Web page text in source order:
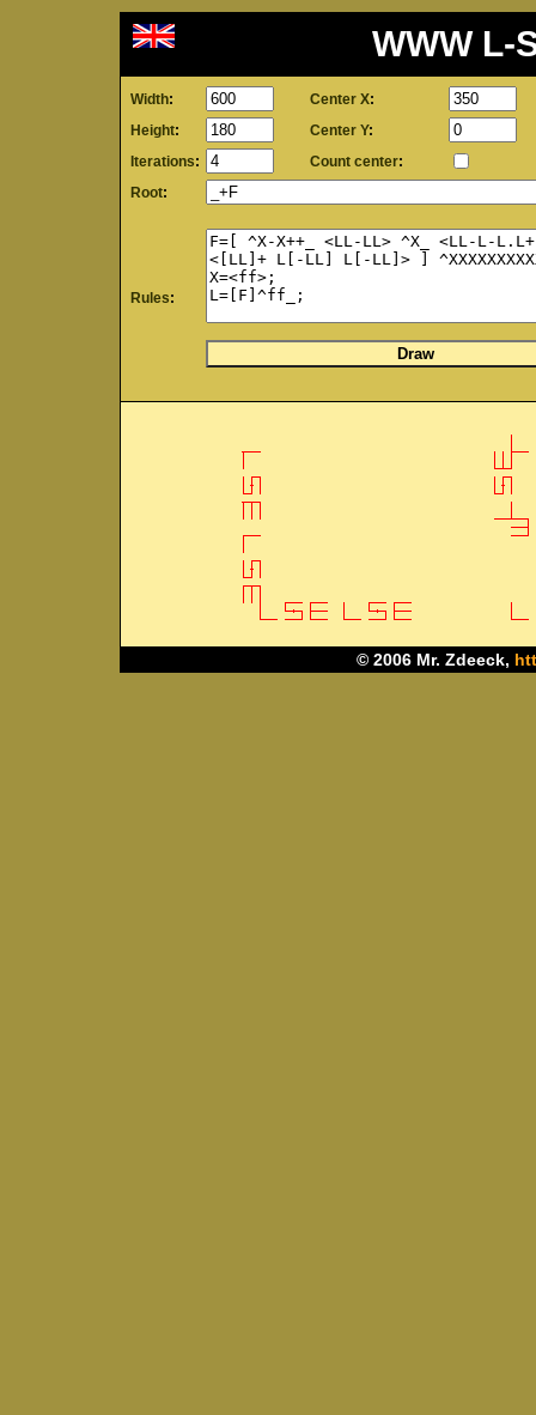
WWW L-
Width: Center X:
Height: Center Y:
Iterations: Count center:
Root:
Rules:
© 2006 Mr. Zdeeck,